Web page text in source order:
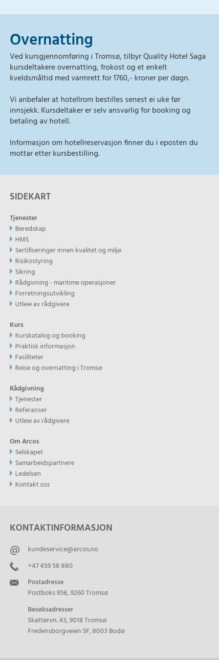
Overnatting
Ved kursgjennomføring i Tromsø, tilbyr Quality Hotel Saga
kursdeltakere overnatting, frokost og et enkelt
kveldsmåltid med varmrett for 1760,- kroner per døgn.
Vi anbefaler at hotellrom bestilles senest ei uke før
innsjekk. Kursdeltaker er selv ansvarlig for booking og
betaling av hotell.
Informasjon om hotellreservasjon finner du i eposten du
mottar etter kursbestilling.
SIDEKART
Tjenester
Beredskap
HMS
Sertifiseringer innen kvalitet og miljø
Risikostyring
Sikring
Rådgivning - maritime operasjoner
Forretningsutvikling
Utleie av rådgivere
Kurs
Kurskatalog og booking
Praktisk informasjon
Fasiliteter
Reise og overnatting i Tromsø
Rådgivning
Tjenester
Referanser
Utleie av rådgivere
Om Arcos
Selskapet
Samarbeidspartnere
Ledelsen
Kontakt oss
KONTAKTINFORMASJON
kundeservice@arcos.no
+47 459 58 880
Postadresse
Postboks 958, 9260 Tromsø
Besøksadresser
Skattørvn. 43, 9018 Tromsø
Fredensborgveien 5F, 8003 Bodø